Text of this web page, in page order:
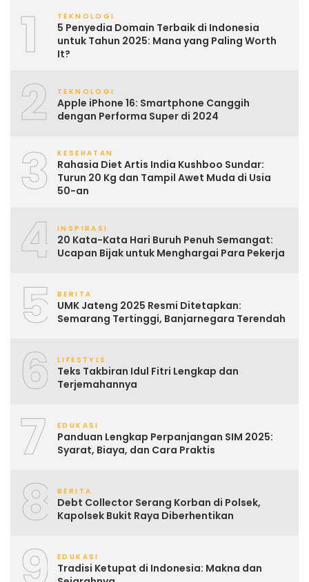
1 TEKNOLOGI
5 Penyedia Domain Terbaik di Indonesia
untuk Tahun 2025: Mana yang Paling Worth
It?
2 TEKNOLOGI
Apple iPhone 16: Smartphone Canggih
dengan Performa Super di 2024
3 KESEHATAN
Rahasia Diet Artis India Kushboo Sundar:
Turun 20 Kg dan Tampil Awet Muda di Usia
50-an
4 INSPIRASI
20 Kata-Kata Hari Buruh Penuh Semangat:
Ucapan Bijak untuk Menghargai Para Pekerja
5 BERITA
UMK Jateng 2025 Resmi Ditetapkan:
Semarang Tertinggi, Banjarnegara Terendah
6 LIFESTYLE
Teks Takbiran Idul Fitri Lengkap dan
Terjemahannya
7 EDUKASI
Panduan Lengkap Perpanjangan SIM 2025:
Syarat, Biaya, dan Cara Praktis
8 BERITA
Debt Collector Serang Korban di Polsek,
Kapolsek Bukit Raya Diberhentikan
EDUKASI
Tradisi Ketupat di Indonesia: Makna dan